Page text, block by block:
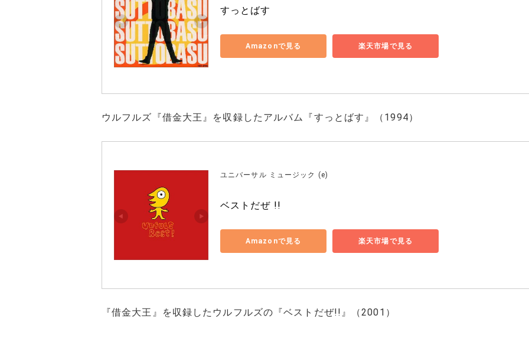
すっとばす
Amazonで見る 楽天市場で見る
ウルフルズ『借金大王』を収録したアルバム『すっとばす』（1994）
ユニバーサル ミュージック (e)
ベストだぜ !!
Amazonで見る 楽天市場で見る
『借金大王』を収録したウルフルズの『ベストだぜ!!』（2001）